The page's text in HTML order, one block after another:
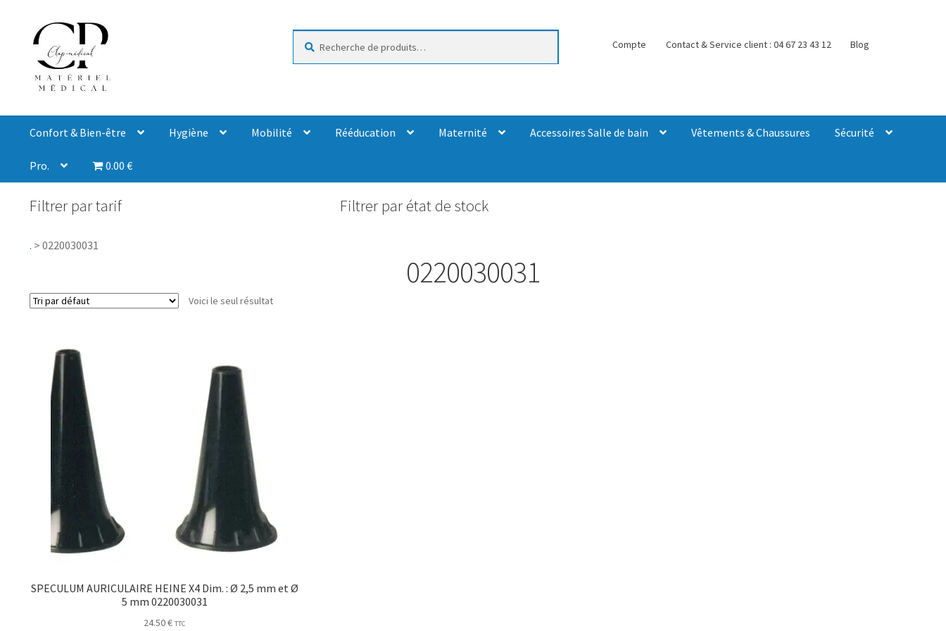
Compte Contact & Service client : 04 67 23 43 12 Blog
Confort & Bien-être Hygiène Mobilité Rééducation Maternité Accessoires Salle de bain Vêtements & Chaussures Sécurité
Pro. 0.00 €
Filtrer par tarif Filtrer par état de stock
. > 0220030031
0220030031
Voici le seul résultat
SPECULUM AURICULAIRE HEINE X4 Dim. : Ø 2,5 mm et Ø
5 mm 0220030031
24.50€ TTC